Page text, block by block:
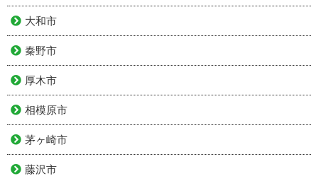
大和市
秦野市
厚木市
相模原市
茅ヶ崎市
藤沢市